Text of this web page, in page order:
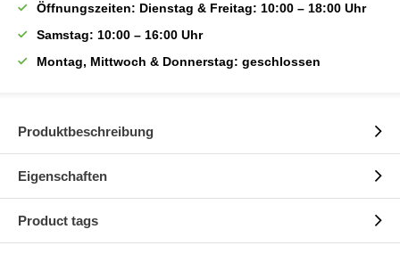
Öffnungszeiten: Dienstag & Freitag: 10:00 – 18:00 Uhr
Samstag: 10:00 – 16:00 Uhr
Montag, Mittwoch & Donnerstag: geschlossen
Produktbeschreibung
Eigenschaften
Product tags